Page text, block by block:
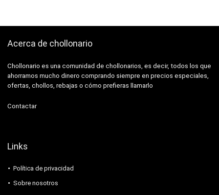
Acerca de chollonario
Chollonario es una comunidad de chollonarios, es decir, todos los que
ahorramos mucho dinero comprando siempre en precios especiales,
ofertas, chollos, rebajas o cómo prefieras llamarlo
Contactar
Links
Política de privacidad
Sobre nosotros